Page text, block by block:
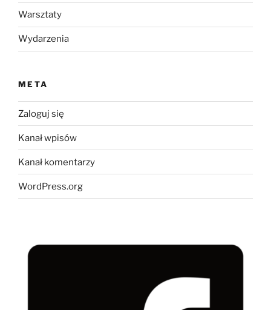
Warsztaty
Wydarzenia
META
Zaloguj się
Kanał wpisów
Kanał komentarzy
WordPress.org